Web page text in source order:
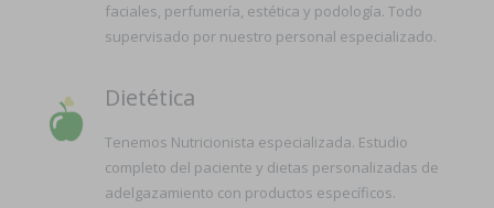
faciales, perfumería, estética y podología. Todo
supervisado por nuestro personal especializado.
Dietética
Tenemos Nutricionista especializada. Estudio
completo del paciente y dietas personalizadas de
adelgazamiento con productos específicos.